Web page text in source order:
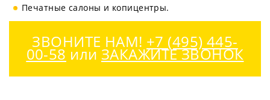
Печатные салоны и копицентры.
ЗВОНИТЕ НАМ! +7 (495) 445-
00-58 или ЗАКАЖИТЕ ЗВОНОК